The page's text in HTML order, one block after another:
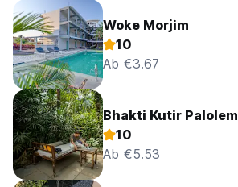
Woke Morjim
10
Ab €3.67
Bhakti Kutir Palolem
10
Ab €5.53